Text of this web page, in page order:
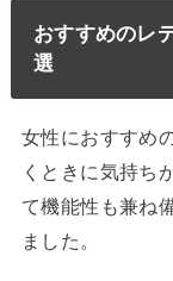
おすすめのレ
選
女性におすすめ
くときに気持ち
て機能性も兼ね
ました。